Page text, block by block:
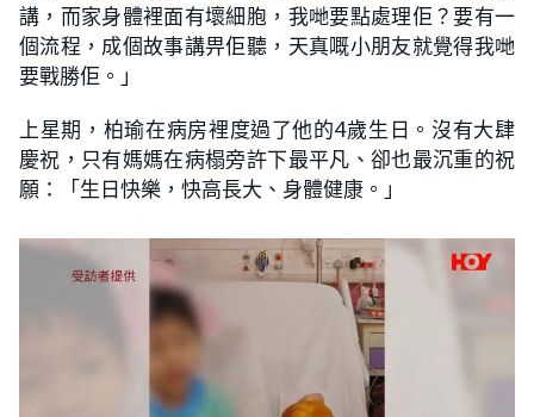
講，而家身體裡面有壞細胞，我哋要點處理佢？要有一
個流程，成個故事講畀佢聽，天真嘅小朋友就覺得我哋
要戰勝佢。」
上星期，柏瑜在病房裡度過了他的4歲生日。沒有大肆
慶祝，只有媽媽在病榻旁許下最平凡、卻也最沉重的祝
願：「生日快樂，快高長大、身體健康。」